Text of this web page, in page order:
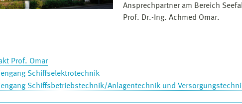
Ansprechpartner am Bereich
Prof. Dr.-Ing. Achmed Omar.
Prof. Omar
Schiffselektrotechnik
Schiffsbetriebstechnik/Anlagentechnik und